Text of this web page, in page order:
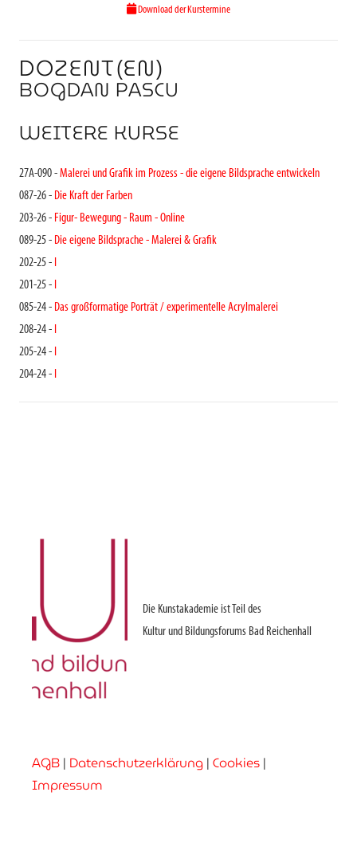
Download der Kurstermine
DOZENT(EN)
BOGDAN PASCU
WEITERE KURSE
27A-090 -Malerei und Grafik im Prozess - die eigene Bildsprache entwickeln
087-26 - Die Kraft der Farben
203-26 - Figur- Bewegung - Raum - Online
089-25 - Die eigene Bildsprache - Malerei & Grafik
202-25 -
201-25 -
085-24 - Das großformatige Porträt / experimentelle Acrylmalerei
208-24 -
205-24 -
204-24 -
Die Kunstakademie ist Teil des
Kultur und Bildungsforums Bad Reichenhall
AGB | Datenschutzerklärung | Cookies |
Impressum